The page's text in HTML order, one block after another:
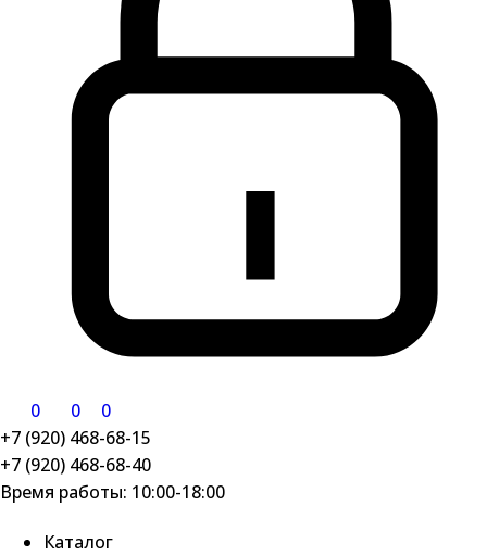
0 0
0
+7 (920) 468-68-15
+7 (920) 468-68-40
Время работы: 10:00-18:00
Каталог